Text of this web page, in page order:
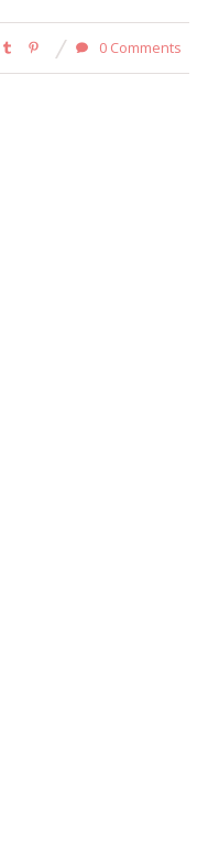
0 Comments